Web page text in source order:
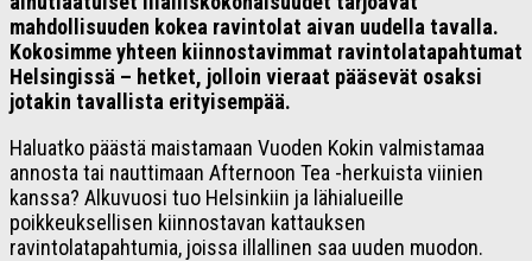
mahdollisuuden kokea ravintolat aivan uudella tavalla.
Kokosimme yhteen kiinnostavimmat ravintolatapahtumat
Helsingissä – hetket, jolloin vieraat pääsevät osaksi
jotakin tavallista erityisempää.
Haluatko päästä maistamaan Vuoden Kokin valmistamaa
annosta tai nauttimaan Afternoon Tea -herkuista viinien
kanssa? Alkuvuosi tuo Helsinkiin ja lähialueille
poikkeuksellisen kiinnostavan kattauksen
ravintolatapahtumia, joissa illallinen saa uuden muodon.